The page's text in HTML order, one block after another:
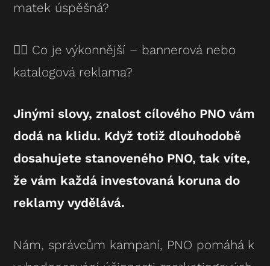
matek úspěšná?
👉🏻 Co je výkonnější – bannerová nebo
katalogová reklama?
Jinými slovy, znalost cílového PNO vám
dodá na klidu. Když totiž dlouhodobě
dosahujete stanoveného PNO, tak víte,
že vám každá investovaná koruna do
reklamy vydělává.
Nám, správcům kampaní, PNO pomáhá k